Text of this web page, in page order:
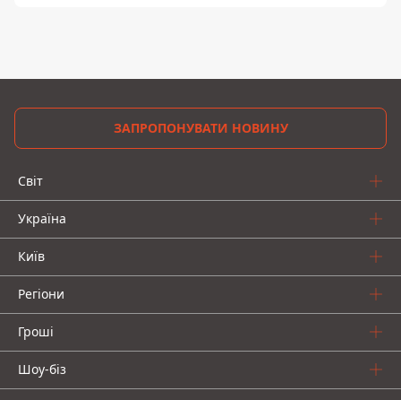
ЗАПРОПОНУВАТИ НОВИНУ
Світ
Україна
Київ
Регіони
Гроші
Шоу-біз